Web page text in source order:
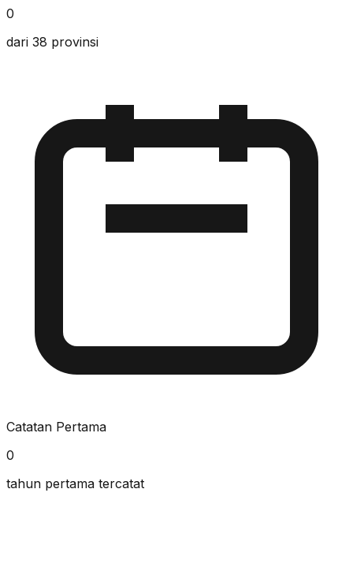
0
dari 38 provinsi
Catatan Pertama
0
tahun pertama tercatat